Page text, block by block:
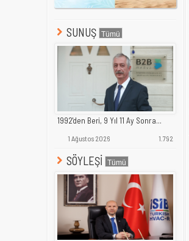
SUNUŞ
1992'den Beri, 9 Yıl 11 Ay Sonra...
1 Ağustos 2026 1.792
SÖYLEŞİ